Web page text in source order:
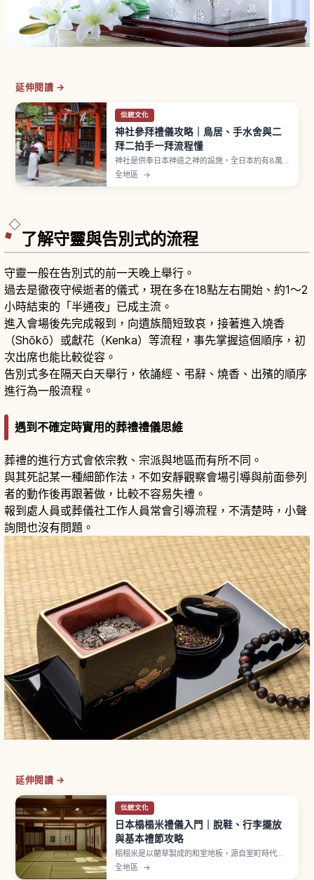
延伸閱讀 →
伝統文化
神社參拜禮儀攻略｜鳥居、手水舍與二
拜二拍手一拜流程懂
神社是供奉日本神道之神的設施，全日本約有8萬
座。參拜流程為穿過鳥居、在手水舍以一杓水淨
身、再到拜殿行二拜二拍手一拜，出雲大社等部分
全地區 →
了解守靈與告別式的流程
守靈一般在告別式的前一天晚上舉行。
過去是徹夜守候逝者的儀式，現在多在18點左右開始、約1〜2
小時結束的「半通夜」已成主流。
進入會場後先完成報到，向遺族簡短致哀，接著進入燒香
（Shōkō）或獻花（Kenka）等流程，事先掌握這個順序，初
次出席也能比較從容。
告別式多在隔天白天舉行，依誦經、弔辭、燒香、出殯的順序
進行為一般流程。
遇到不確定時實用的葬禮禮儀思維
葬禮的進行方式會依宗教、宗派與地區而有所不同。
與其死記某一種細節作法，不如安靜觀察會場引導與前面參列
者的動作後再跟著做，比較不容易失禮。
報到處人員或葬儀社工作人員常會引導流程，不清楚時，小聲
詢問也沒有問題。
延伸閱讀 →
伝統文化
日本榻榻米禮儀入門｜脫鞋、行李擺放
與基本禮節攻略
榻榻米是以藺草製成的和室地板，源自室町時代以
後鋪滿房間的形式。進入和室前須脫鞋並擺正鞋尖
朝外、勿穿拖鞋上榻榻米，並避開繡花紋的疊緣行
全地區 →